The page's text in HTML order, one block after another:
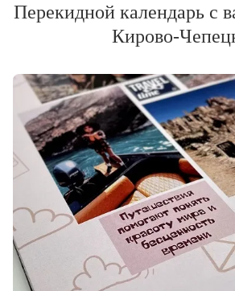
Перекидной календарь с
Кирово-